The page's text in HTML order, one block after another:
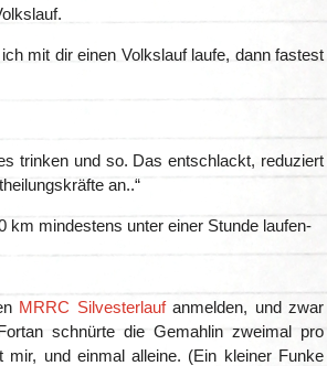
mit dir einen Volkslauf laufe, dann fastest
trinken und so. Das entschlackt, reduziert
an..“
km mindestens unter einer Stunde laufen-
MRRC Silvesterlaufanmelden, und zwar
schnürte die Gemahlin zweimal pro
und einmal alleine. (Ein kleiner Funke